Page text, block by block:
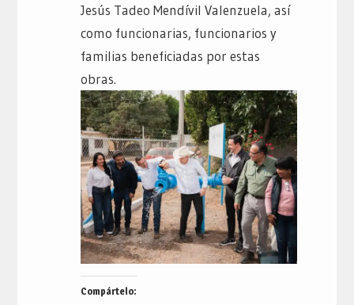
Jesús Tadeo Mendívil Valenzuela, así
como funcionarias, funcionarios y
familias beneficiadas por estas
obras.
Compártelo: